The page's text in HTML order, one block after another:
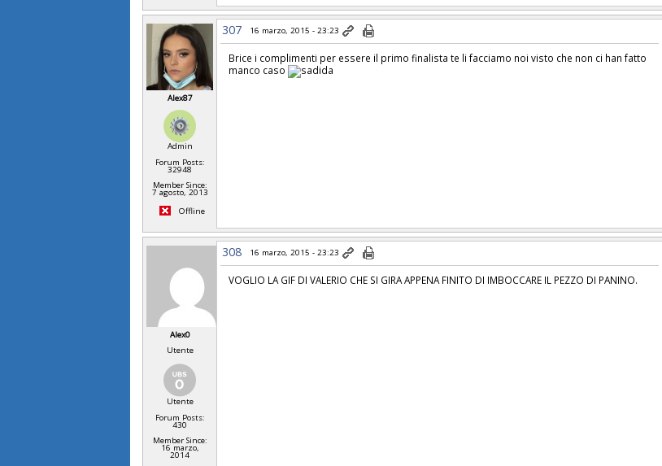
Alex87
Admin
Forum Posts:
32948
Member Since:
7 agosto, 2013
Offline
307 16 marzo, 2015 - 23:23
Brice i complimenti per essere il primo finalista te li facciamo noi visto che non ci han fatto
manco caso
Alex0
Utente
Utente
Forum Posts:
430
Member Since:
16 marzo,
2014
308 16 marzo, 2015 - 23:23
VOGLIO LA GIF DI VALERIO CHE SI GIRA APPENA FINITO DI IMBOCCARE IL PEZZO DI PANINO.